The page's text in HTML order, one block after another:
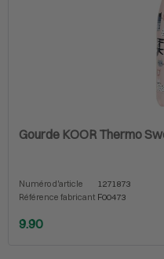
Gourde KOOR Thermo
Numéro d'article
1271873
Référence fabricant F00473
9.90